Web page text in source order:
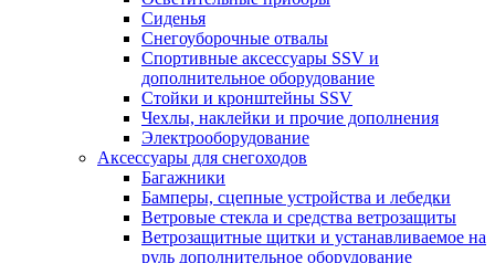
Сиденья
Снегоуборочные отвалы
Спортивные аксессуары SSV и
дополнительное оборудование
Стойки и кронштейны SSV
Чехлы, наклейки и прочие дополнения
Электрооборудование
Аксессуары для снегоходов
Багажники
Бамперы, сцепные устройства и лебедки
Ветровые стекла и средства ветрозащиты
Ветрозащитные щитки и устанавливаемое на
руль дополнительное оборудование